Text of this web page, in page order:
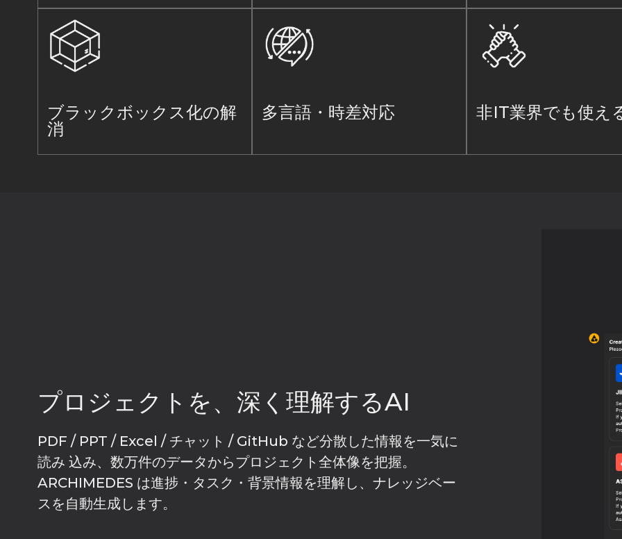
ブラックボックス化の解
消
多言語・時差対応 非IT業界でも使え
プロジェクトを、深く理解するAI
PDF / PPT / Excel / チャット / GitHub など分散した情報を一気に
読み 込み、数万件のデータからプロジェクト全体像を把握。
ARCHIMEDES は進捗・タスク・背景情報を理解し、ナレッジベー
スを自動生成します。